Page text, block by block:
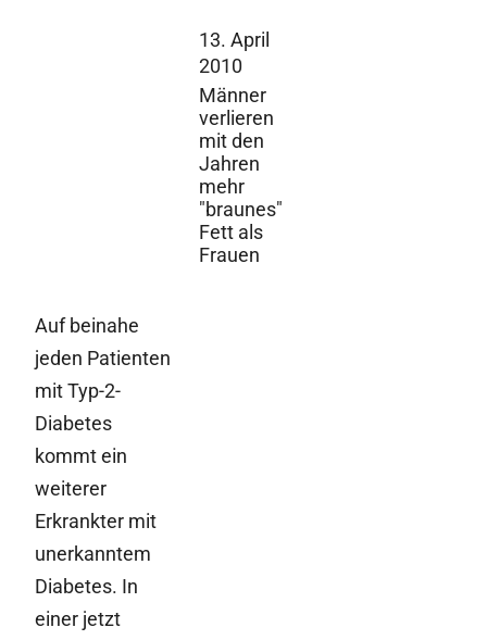
13. April
2010
Männer
verlieren
mit den
Jahren
mehr
"braunes"
Fett als
Frauen
Auf beinahe
jeden Patienten
mit Typ-2-
Diabetes
kommt ein
weiterer
Erkrankter mit
unerkanntem
Diabetes. In
einer jetzt